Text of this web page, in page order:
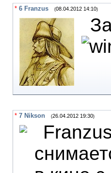
* 6 Franzus (08.04.2012 14:10)
* 7 Nikson (26.04.2012 19:30)